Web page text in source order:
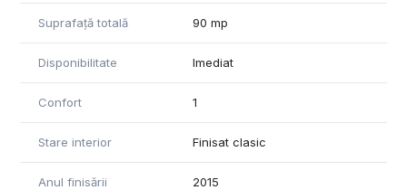
Suprafață totală 90 mp
Disponibilitate Imediat
Confort 1
Stare interior Finisat clasic
Anul finisării 2015